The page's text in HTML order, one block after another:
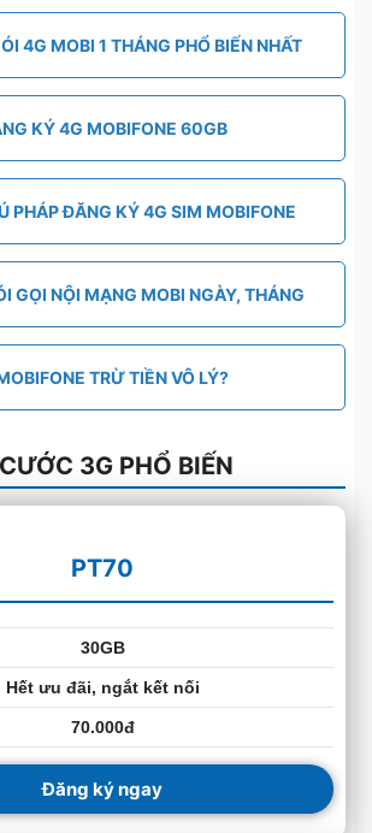
4G MOBI 1 THÁNG PHỔ BIẾN NHẤT
KÝ 4G MOBIFONE 60GB
PHÁP ĐĂNG KÝ 4G SIM MOBIFONE
GỌI NỘI MẠNG MOBI NGÀY, THÁNG
TRỪ TIỀN VÔ LÝ?
3G PHỔ BIẾN
PT70
30GB
Hết ưu đãi, ngắt kết nối
70.000đ
Đăng ký ngay